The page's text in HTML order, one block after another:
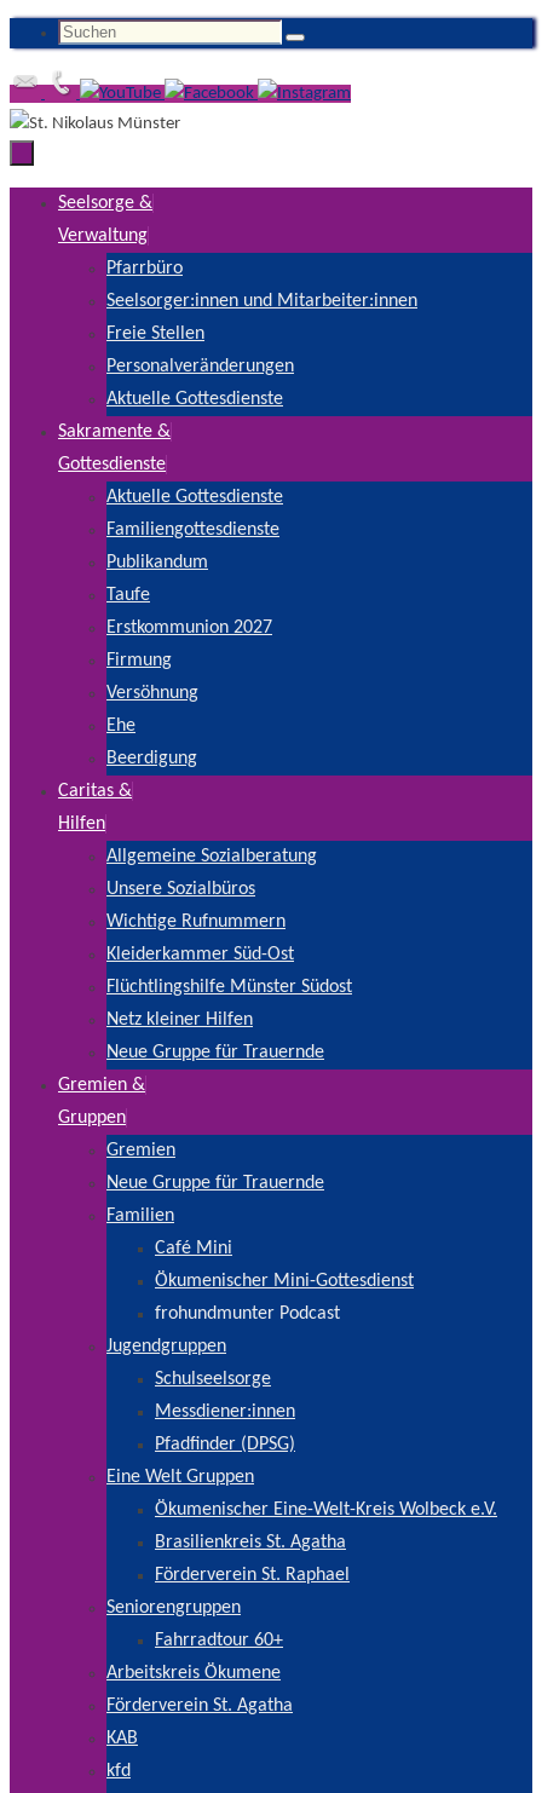
springen
Suchen
Suchen
Seelsorge &
Verwaltung
Pfarrbüro
Seelsorger:innen und Mitarbeiter:innen
Freie Stellen
Personalveränderungen
Aktuelle Gottesdienste
Sakramente &
Gottesdienste
Aktuelle Gottesdienste
Familiengottesdienste
Publikandum
Taufe
Erstkommunion 2027
Firmung
Versöhnung
Ehe
Beerdigung
Caritas &
Hilfen
Allgemeine Sozialberatung
Unsere Sozialbüros
Wichtige Rufnummern
Kleiderkammer Süd-Ost
Flüchtlingshilfe Münster Südost
Netz kleiner Hilfen
Neue Gruppe für Trauernde
Gremien &
Gruppen
Gremien
Neue Gruppe für Trauernde
Familien
Café Mini
Ökumenischer Mini-Gottesdienst
frohundmunter Podcast
Jugendgruppen
Schulseelsorge
Messdiener:innen
Pfadfinder (DPSG)
Eine Welt Gruppen
Ökumenischer Eine-Welt-Kreis Wolbeck e.V.
Brasilienkreis St. Agatha
Förderverein St. Raphael
Seniorengruppen
Fahrradtour 60+
Arbeitskreis Ökumene
Förderverein St. Agatha
KAB
kfd